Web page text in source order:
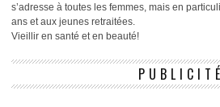
s’adresse à toutes les femmes, mais en
ans et aux jeunes retraitées.
Vieillir en santé et en beauté!
PUBLICITÉ